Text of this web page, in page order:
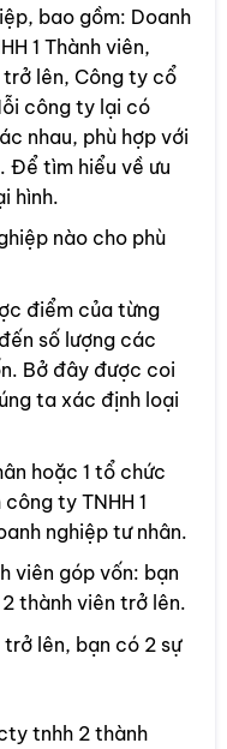
bao gồm: Doanh
1 Thành viên,
trở lên, Công ty cổ
công ty lại có
nhau, phù hợp với
Để tìm hiểu về ưu
hình.
nào cho phù
điểm của từng
số lượng các
Bở đây được coi
ta xác định loại
hoặc 1 tổ chức
ty TNHH 1
nghiệp tư nhân.
viên góp vốn: bạn
thành viên trở lên.
lên, bạn có 2 sự
tnhh 2 thành